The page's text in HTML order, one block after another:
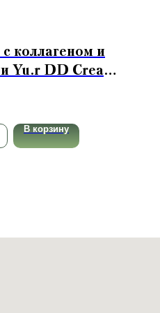
коллагеном и
Yu.r DD Cream
(light-
мл
В корзину